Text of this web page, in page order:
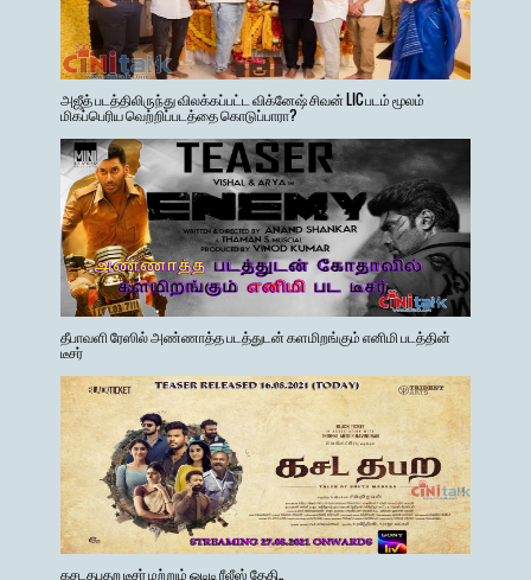
அஜீத் படத்திலிருந்து விலக்கப்பட்ட விக்னேஷ் சிவன் LIC படம் மூலம்
மிகப்பெரிய வெற்றிப்படத்தை கொடுப்பாரா?
தீபாவளி ரேஸில் அண்ணாத்த படத்துடன் களமிறங்கும் எனிமி படத்தின்
டீசர்
கசடதபதற டீசர் மற்றும் ஒடிடி ரீலீஸ் தேதி..